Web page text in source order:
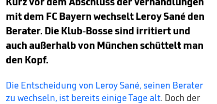
mit dem FC Bayern wechselt Leroy Sané den
Berater. Die Klub-Bosse sind irritiert und
auch außerhalb von München schüttelt man
den Kopf.
Die Entscheidung von Leroy Sané, seinen Berater
zu wechseln, ist bereits einige Tage alt. Doch der